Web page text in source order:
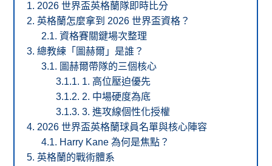
2026 世界盃英格蘭隊即時比分
英格蘭怎麼拿到 2026 世界盃資格？
資格賽關鍵場次整理
總教練「圖赫爾」是誰？
圖赫爾帶隊的三個核心
1. 高位壓迫優先
2. 中場硬度為底
3. 進攻線個性化授權
2026 世界盃英格蘭球員名單與核心陣容
Harry Kane 為何是焦點？
英格蘭的戰術體系